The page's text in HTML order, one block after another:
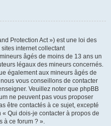
Protection Act ») est une loi des
internet collectant
âgés de moins de 13 ans un
légaux des mineurs concernés.
également aux mineurs âgés de
vous conseillons de contacter
Veuillez noter que phpBB
ne peuvent pas vous proposer
être contactés à ce sujet, excepté
« Qui dois-je contacter à propos de
à ce forum ? ».